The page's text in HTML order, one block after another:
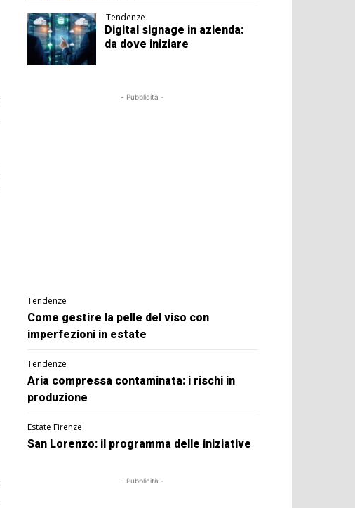
Tendenze
Digital signage in azienda:
da dove iniziare
- Pubblicità -
Tendenze
Come gestire la pelle del viso con
imperfezioni in estate
Tendenze
Aria compressa contaminata: i rischi in
produzione
Estate Firenze
San Lorenzo: il programma delle iniziative
- Pubblicità -